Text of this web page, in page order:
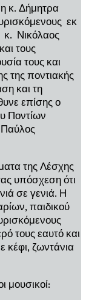
κ. Δήμητρα
εκ
κ. Νικόλαος
τους
τους και
της ποντιακής
και τη
επίσης ο
Ποντίων
της Λέσχης
υπόσχεση ότι
σε γενιά. Η
παιδικού
τους εαυτό και
ζωντάνια
μουσικοί: